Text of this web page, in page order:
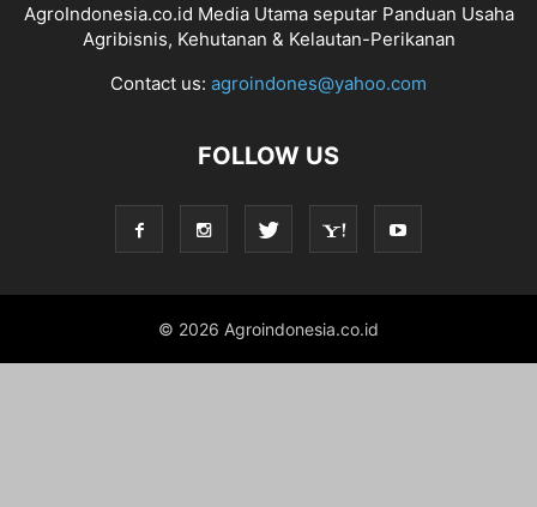
AgroIndonesia.co.id Media Utama seputar Panduan Usaha
Agribisnis, Kehutanan & Kelautan-Perikanan
Contact us: agroindones@yahoo.com
FOLLOW US
© 2026 Agroindonesia.co.id